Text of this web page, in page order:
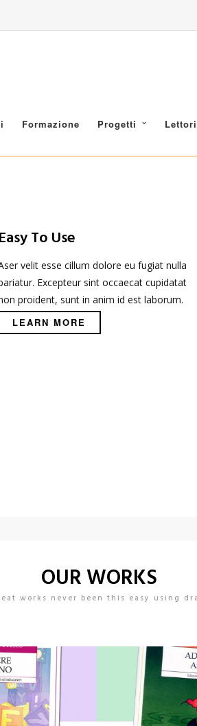
Formazione Progetti
Easy To Use
velit esse cillum dolore eu fugiat nulla
Excepteur sint occaecat cupidatat
proident, sunt in anim id est laborum.
LEARN MORE
OUR WORKS
works never been this easy using